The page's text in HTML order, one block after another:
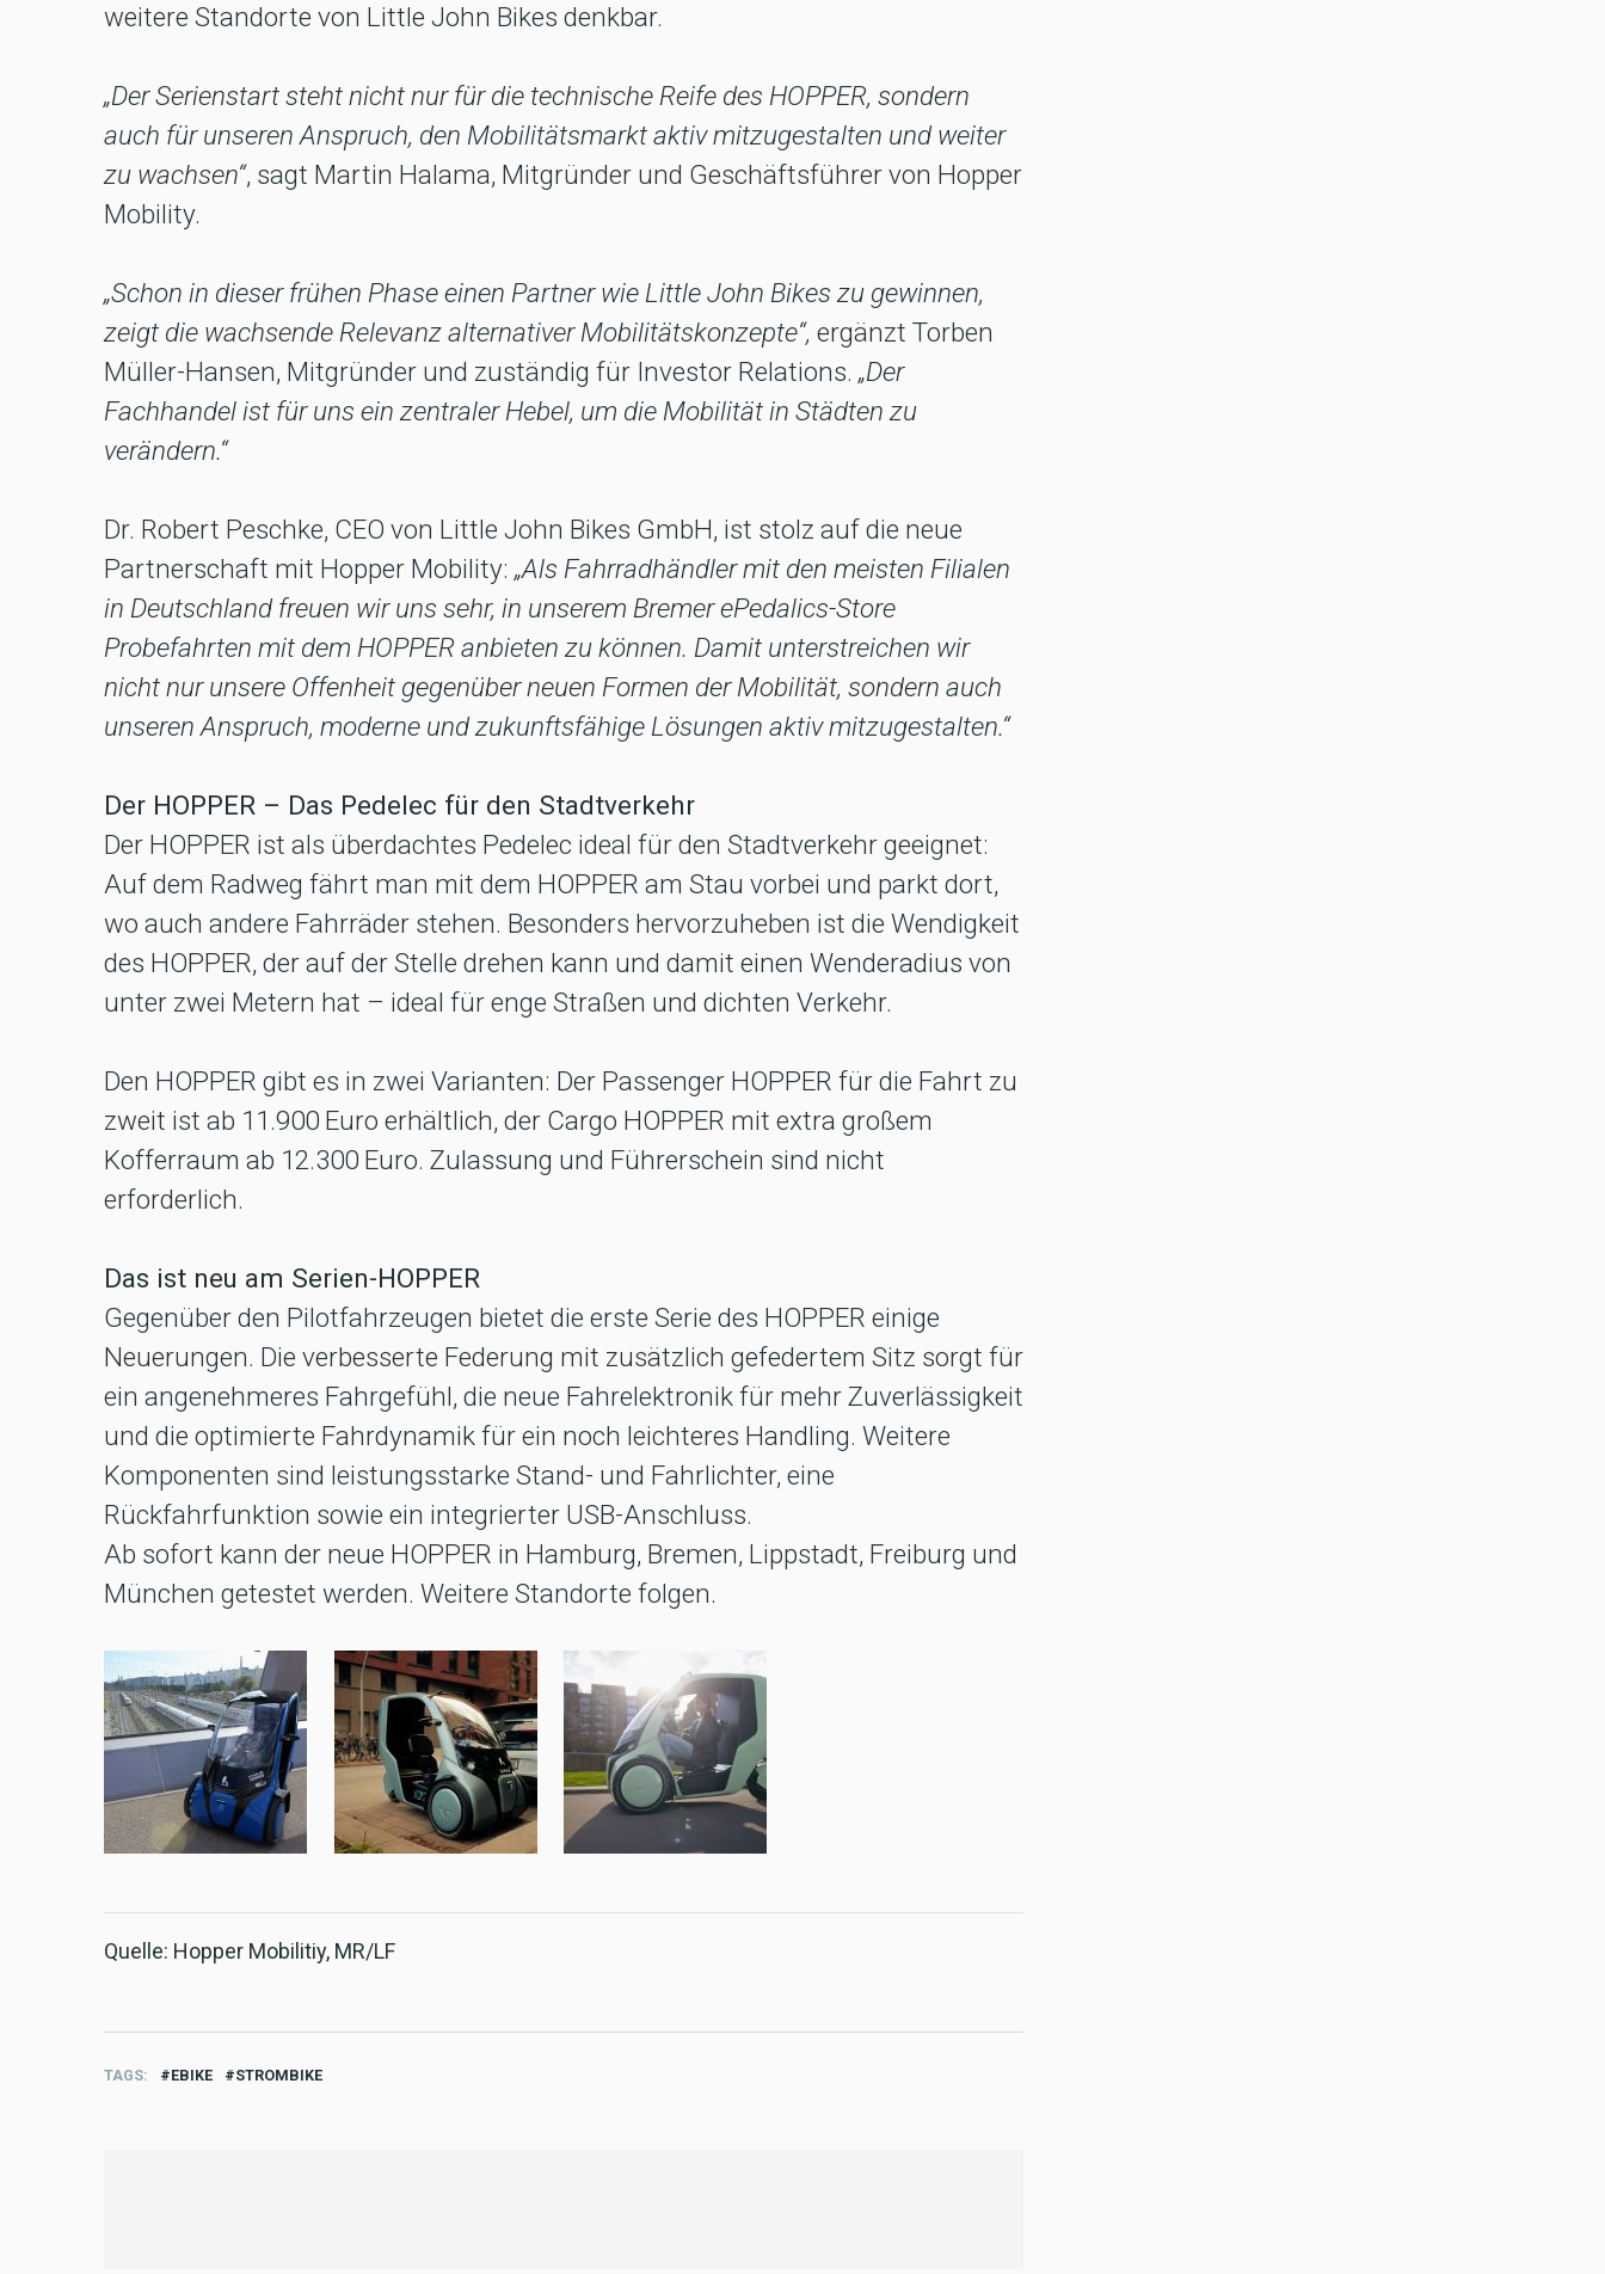
weitere Standorte von Little John Bikes denkbar.
„Der Serienstart steht nicht nur für die technische Reife des HOPPER, sondern
auch für unseren Anspruch, den Mobilitätsmarkt aktiv mitzugestalten und weiter
zu wachsen“, sagt Martin Halama, Mitgründer und Geschäftsführer von Hopper
Mobility.
„Schon in dieser frühen Phase einen Partner wie Little John Bikes zu gewinnen,
zeigt die wachsende Relevanz alternativer Mobilitätskonzepte“, ergänzt Torben
Müller-Hansen, Mitgründer und zuständig für Investor Relations. „Der
Fachhandel ist für uns ein zentraler Hebel, um die Mobilität in Städten zu
verändern.“
Dr. Robert Peschke, CEO von Little John Bikes GmbH, ist stolz auf die neue
Partnerschaft mit Hopper Mobility: „Als Fahrradhändler mit den meisten Filialen
in Deutschland freuen wir uns sehr, in unserem Bremer ePedalics-Store
Probefahrten mit dem HOPPER anbieten zu können. Damit unterstreichen wir
nicht nur unsere Offenheit gegenüber neuen Formen der Mobilität, sondern auch
unseren Anspruch, moderne und zukunftsfähige Lösungen aktiv mitzugestalten.“
Der HOPPER – Das Pedelec für den Stadtverkehr
Der HOPPER ist als überdachtes Pedelec ideal für den Stadtverkehr geeignet:
Auf dem Radweg fährt man mit dem HOPPER am Stau vorbei und parkt dort,
wo auch andere Fahrräder stehen. Besonders hervorzuheben ist die Wendigkeit
des HOPPER, der auf der Stelle drehen kann und damit einen Wenderadius von
unter zwei Metern hat – ideal für enge Straßen und dichten Verkehr.
Den HOPPER gibt es in zwei Varianten: Der Passenger HOPPER für die Fahrt zu
zweit ist ab 11.900 Euro erhältlich, der Cargo HOPPER mit extra großem
Kofferraum ab 12.300 Euro. Zulassung und Führerschein sind nicht
erforderlich.
Das ist neu am Serien-HOPPER
Gegenüber den Pilotfahrzeugen bietet die erste Serie des HOPPER einige
Neuerungen. Die verbesserte Federung mit zusätzlich gefedertem Sitz sorgt für
ein angenehmeres Fahrgefühl, die neue Fahrelektronik für mehr Zuverlässigkeit
und die optimierte Fahrdynamik für ein noch leichteres Handling. Weitere
Komponenten sind leistungsstarke Stand- und Fahrlichter, eine
Rückfahrfunktion sowie ein integrierter USB-Anschluss.
Ab sofort kann der neue HOPPER in Hamburg, Bremen, Lippstadt, Freiburg und
München getestet werden. Weitere Standorte folgen.
Quelle: Hopper Mobilitiy, MR/LF
TAGS EBIKE STROMBIKE